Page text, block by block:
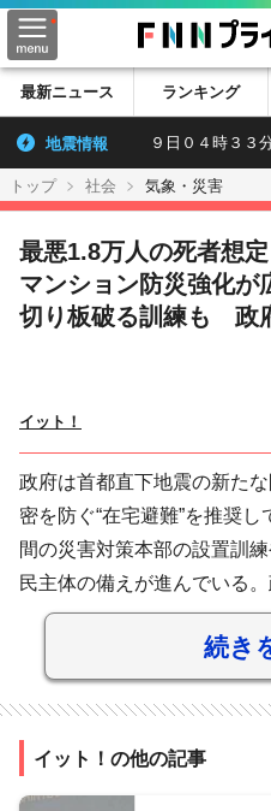
最新ニュース ランキング
地震情報 ９日０４時３３
トップ 社会 気象・災害
最悪1.8万人の死者想
マンション防災強化
切り板破る訓練も 政
イット！
政府は首都直下地震の新た
密を防ぐ“在宅避難”を推奨
間の災害対策本部の設置訓
民主体の備えが進んでいる
続き
イット！の他の記事